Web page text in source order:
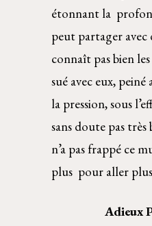
étonnant la
peut partager avec
connaît pas bien
sué avec eux,
la pression, sous
sans doute pas
n’a pas frappé ce
plus  pour aller
Adieux